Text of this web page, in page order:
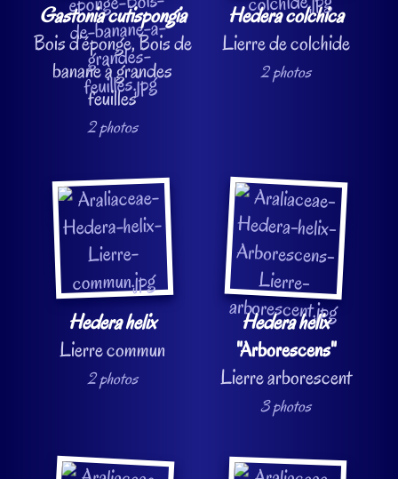
Gastonia cutispongia
Bois d’éponge, Bois de
banane à grandes
feuilles
2 photos
Hedera colchica
Lierre de colchide
2 photos
Hedera helix
Lierre commun
2 photos
Hedera helix
"Arborescens"
Lierre arborescent
3 photos